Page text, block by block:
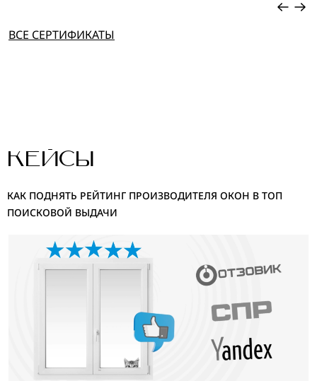
ВСЕ СЕРТИФИКАТЫ
КЕЙСЫ
КАК ПОДНЯТЬ РЕЙТИНГ ПРОИЗВОДИТЕЛЯ ОКОН В ТОП
ПОИСКОВОЙ ВЫДАЧИ